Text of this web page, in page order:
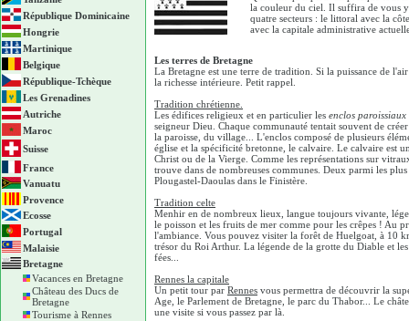
République Dominicaine
Hongrie
Martinique
Belgique
République-Tchèque
Les Grenadines
Autriche
Maroc
Suisse
France
Vanuatu
Provence
Ecosse
Portugal
Malaisie
Bretagne
Vacances en Bretagne
Château des Ducs de
Bretagne
Tourisme à Rennes
la couleur du ciel. Il suffira de vous
quatre secteurs : le littoral avec la
avec la capitale administrative
Les terres de Bretagne
La Bretagne est une terre de tradition. Si la puissance de
la richesse intérieure. Petit rappel.
Tradition chrétienne.
Les édifices religieux et en particulier les enclos paroissiaux
seigneur Dieu. Chaque communauté tentait souvent de
la paroisse, du village... L'enclos composé de plusieurs
église et la spécificité bretonne, le calvaire. Le calvaire est
Christ ou de la Vierge. Comme les représentations sur
trouve dans de nombreuses communes. Deux parmi les
Plougastel-Daoulas dans le Finistère.
Tradition celte
Menhir en de nombreux lieux, langue toujours vivante,
le poisson et les fruits de mer comme pour les crêpes ! Au
l'ambiance. Vous pouvez visiter la forêt de Huelgoat, à 10
trésor du Roi Arthur. La légende de la grotte du Diable et
fées...
Rennes la capitale
Un petit tour par Rennes vous permettra de découvrir la
Age, le Parlement de Bretagne, le parc du Thabor... Le
une visite si vous passez par là.